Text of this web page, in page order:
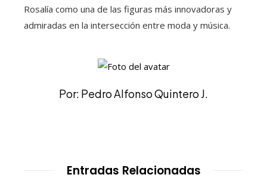
Rosalía como una de las figuras más innovadoras y
admiradas en la intersección entre moda y música.
Por: Pedro Alfonso Quintero J.
Entradas Relacionadas